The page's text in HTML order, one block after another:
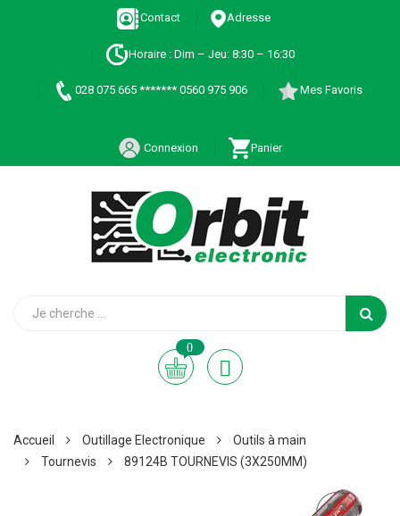
Contact Adresse
Horaire : Dim – Jeu: 8:30 – 16:30
028 075 665 ******* 0560 975 906 Mes Favoris
Connexion Panier
0
Accueil Outillage Electronique
Outils à main
Tournevis
89124B TOURNEVIS (3X250MM)